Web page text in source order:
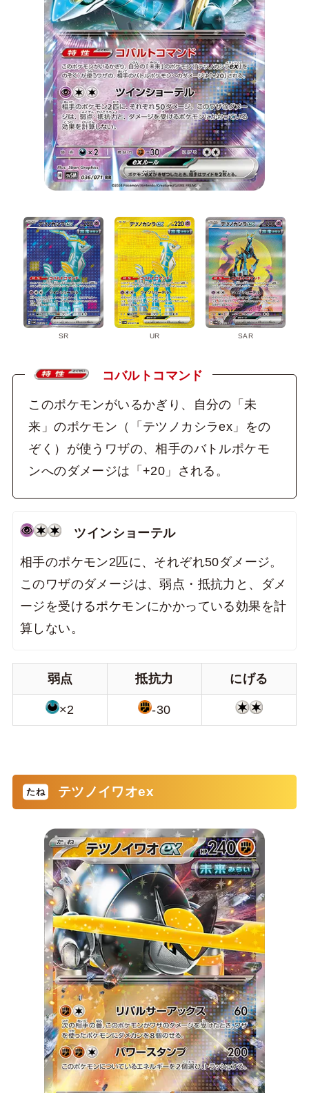
SR UR SAR
コバルトコマンド
このポケモンがいるかぎり、自分の「未
来」のポケモン（「テツノカシラex」をの
ぞく）が使うワザの、相手のバトルポケモ
ンへのダメージは「+20」される。
ツインショーテル
相手のポケモン2匹に、それぞれ50ダメージ。
このワザのダメージは、弱点・抵抗力と、ダメ
ージを受けるポケモンにかかっている効果を計
算しない。
弱点 抵抗力 にげる
×2 -30
テツノイワオex